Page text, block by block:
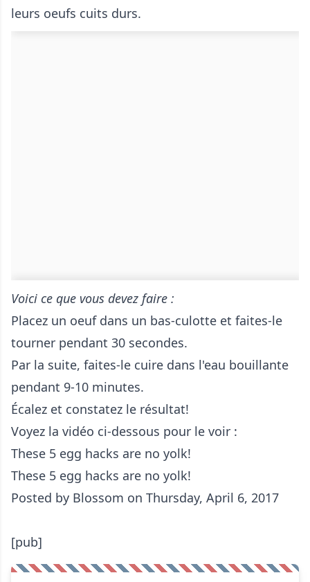
leurs oeufs cuits durs.
Voici ce que vous devez faire :
Placez un oeuf dans un bas-culotte et faites-le
tourner pendant 30 secondes.
Par la suite, faites-le cuire dans l'eau bouillante
pendant 9-10 minutes.
Écalez et constatez le résultat!
Voyez la vidéo ci-dessous pour le voir :
These 5 egg hacks are no yolk!
These 5 egg hacks are no yolk!
Posted by Blossom on Thursday, April 6, 2017
[pub]